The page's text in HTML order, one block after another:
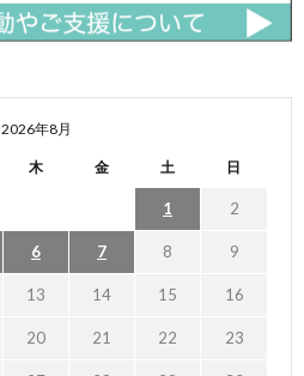
2026年8月
木 金 土 日
1 2
6 7 8 9
13 14 15 16
20 21 22 23